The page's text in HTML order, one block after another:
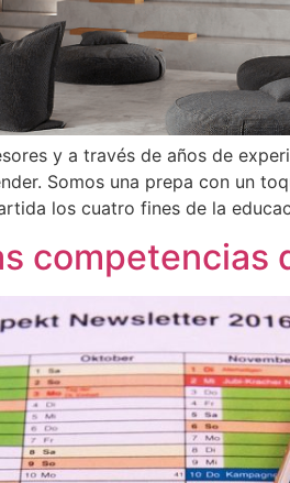
y a través de años de
Somos una prepa con un
los cuatro fines de la
competencias